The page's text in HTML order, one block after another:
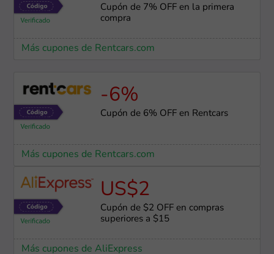
Cupón de 7% OFF en la primera
compra
Más cupones de Rentcars.com
-6%
Cupón de 6% OFF en Rentcars
Más cupones de Rentcars.com
US$2
Cupón de $2 OFF en compras
superiores a $15
Más cupones de AliExpress